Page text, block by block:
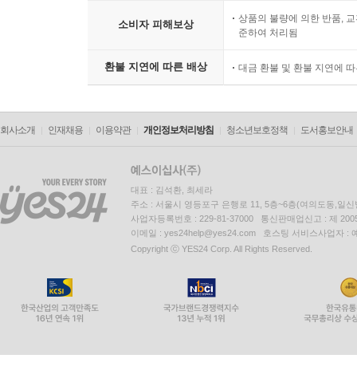
소비자 피해보상
상품의 불량에 의한 반품,
준하여 처리됨
환불 지연에 따른 배상 대금 환불 및 환불 지연에
회사소개 인재채용 이용약관 개인정보처리방침 청소년보호정책 도서홍보안내
대표 : 김석환, 최세라
주소 : 서울시 영등포구 은행로 11, 5층~6층(여의도동,일신
사업자등록번호 : 229-81-37000 통신판매업신고 : 제
이메일 : yes24help@yes24.com 호스팅 서비스사업자 :
Copyright ⓒ YES24 Corp. All Rights Reserved.